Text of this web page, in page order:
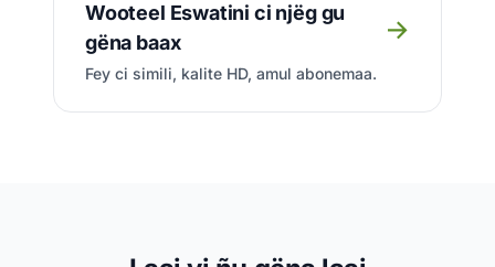
Wooteel Eswatini ci njëg gu
gëna baax
Fey ci simili, kalite HD, amul abonemaa.
→